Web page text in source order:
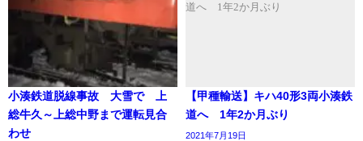
小湊鉄道脱線事故 大雪で 上
総牛久～上総中野まで運転見合
わせ
【甲種輸送】キハ40形3両小湊鉄
道へ 1年2か月ぶり
2021年7月19日